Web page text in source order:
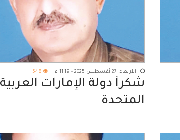
الأربعاء, 27 أغسطس 2025 - 11:19 م 548
شكراً دولة الإمارات العربية
المتحدة